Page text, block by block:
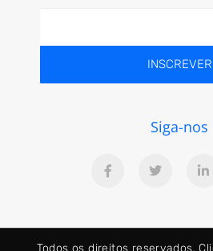
INSCREVER
Siga-nos
Todos os direitos reservados.